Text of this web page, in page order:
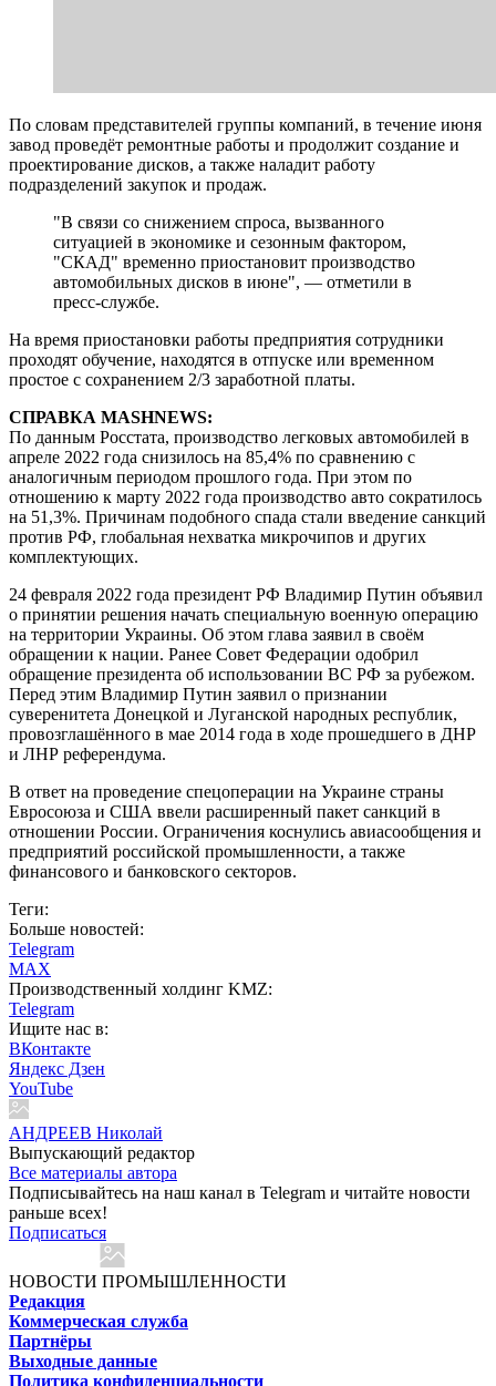
По словам представителей группы компаний, в течение июня
завод проведёт ремонтные работы и продолжит создание и
проектирование дисков, а также наладит работу
подразделений закупок и продаж.
"В связи со снижением спроса, вызванного
ситуацией в экономике и сезонным фактором,
"СКАД" временно приостановит производство
автомобильных дисков в июне", — отметили в
пресс-службе.
На время приостановки работы предприятия сотрудники
проходят обучение, находятся в отпуске или временном
простое с сохранением 2/3 заработной платы.
СПРАВКА MASHNEWS:
По данным Росстата, производство легковых автомобилей в
апреле 2022 года снизилось на 85,4% по сравнению с
аналогичным периодом прошлого года. При этом по
отношению к марту 2022 года производство авто сократилось
на 51,3%. Причинам подобного спада стали введение санкций
против РФ, глобальная нехватка микрочипов и других
комплектующих.
24 февраля 2022 года президент РФ Владимир Путин объявил
о принятии решения начать специальную военную операцию
на территории Украины. Об этом глава заявил в своём
обращении к нации. Ранее Совет Федерации одобрил
обращение президента об использовании ВС РФ за рубежом.
Перед этим Владимир Путин заявил о признании
суверенитета Донецкой и Луганской народных республик,
провозглашённого в мае 2014 года в ходе прошедшего в ДНР
и ЛНР референдума.
В ответ на проведение спецоперации на Украине страны
Евросоюза и США ввели расширенный пакет санкций в
отношении России. Ограничения коснулись авиасообщения и
предприятий российской промышленности, а также
финансового и банковского секторов.
Теги:
Больше новостей:
Telegram
MAX
Производственный холдинг KMZ:
Telegram
Ищите нас в:
ВКонтакте
Яндекс Дзен
YouTube
АНДРЕЕВ Николай
Выпускающий редактор
Все материалы автора
Подписывайтесь на наш канал в Telegram и читайте новости
раньше всех!
Подписаться
НОВОСТИ ПРОМЫШЛЕННОСТИ
Редакция
Коммерческая служба
Партнёры
Выходные данные
Политика конфиденциальности